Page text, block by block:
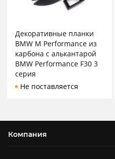
Декоративные планки
BMW M Performance из
карбона с алькантарой
BMW Performance F30 3
серия
Не поставляется
Компания